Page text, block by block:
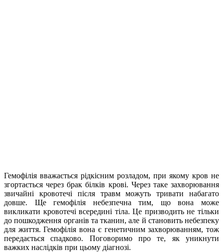
Гемофілія вважається рідкісним розладом, при якому кров не
згортається через брак білків крові. Через таке захворювання
звичайні кровотечі після травм можуть тривати набагато
довше. Ще гемофілія небезпечна тим, що вона може
викликати кровотечі всередині тіла. Це призводить не тільки
до пошкодження органів та тканин, але й становить небезпеку
для життя. Гемофілія вона є генетичним захворюванням, тож
передається спадково. Поговоримо про те, як уникнути
важких наслідків при цьому діагнозі.